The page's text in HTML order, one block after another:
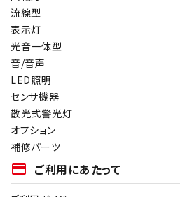
流線型
表示灯
光音一体型
音/音声
LED照明
センサ機器
散光式警光灯
オプション
補修パーツ
payment ご利用にあたって